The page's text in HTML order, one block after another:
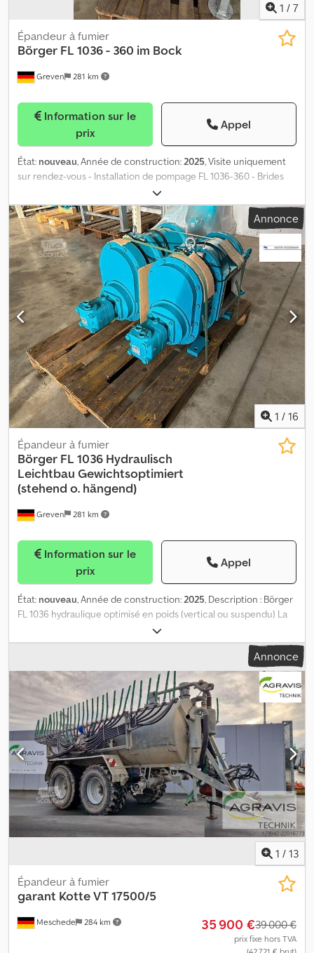
1 / 7
Greven 281 km
Épandeur à fumier
Börger FL 1036 - 360 im Bock
prix
Appel
État: nouveau, Année de construction:2025, Visite uniquement
sur rendez-vous - Installation de pompage FL 1036-360 - Brides
acier galvanisées - Pompe à lobes rotatifs - Montée sur châssis
trois points Avec coquilles radiales de protection MIP - Débit 6
000 L/min Pression maximale possible 6 bar Passage libre des
billes : diamètre 75 mm Volume de déplacement géométrique : 11,4
L/tr Vitesse d'entraînement jusqu'à 600 tr/min max - Carter Carter
monobloc en fonte grise EN-GJL-250 (GG25) Avec coquilles de
protection radiales faciles à remplacer - Rotors 3 lobes,
hélicoïdaux, fonctionnement quasiment sans pulsation Corps
principaux en EN-GJS-400-15 (GGG40) - Étanchéité d’arbre
Garniture mécanique simple type LW Bagues d’étanchéité
Duronit V Joints toriques dynamiques NBR 2 arbres de
transmission avec profil SAE 1 ¾ (6 cannelures) Chjdpfxsv Etpqo
Antoa - Protection de cardan Pompe FL Galvanisé - Bride
rectangulaire FL 1036 Inox 1.4571 - Emballage Longueur 1 250 mm
Largeur 1 200 mm Hauteur 1 300 mm Poids env. 460 kg
Annonce
1 / 16
Greven 281 km
Épandeur à fumier
Börger FL 1036 Hydraulisch
Leichtbau Gewichtsoptimiert
(stehend o. hängend)
prix
Appel
État: nouveau, Année de construction:2025, Description : Börger
FL 1036 hydraulique optimisé en poids (vertical ou suspendu) La
pompe peut être livrée avec une bride en acier ou en acier
inoxydable, moyennant un supplément. - Installation de pompage
FL 1036 - Gamme de produits BLUEline - Version légère Classic
env. 190kg - Carter monobloc en aluminium - Plaques de
protection axiales du carter en métal dur (avec usinage) -
Coques de protection radiales du carter en métal dur (MIP) -
Rotor à 3 lobes - Composants de base en aluminium Chsdex
Enntspfx Antsa - OMT-250SAE-RS - Moteur hydraulique Danfoss
OMT 250 - Raccords R 3/4 avec perçage pour capteur - Bride
rectangulaire FL 1036 en acier inoxydable - Emballage Longueur
1200mm Largeur 800mm Hauteur 700mm Poids env. 200kg
Annonce
1 / 13
Meschede 284 km
Épandeur à fumier
garant KotteVT 17500/5
35 900 €39 000 €
prix fixe hors TVA